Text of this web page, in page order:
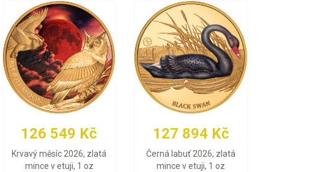
126 549 Kč
Krvavý měsíc 2026, zlatá
mince v etuji, 1 oz
127 894 Kč
Černá labuť 2026, zlatá
mince v etuji, 1 oz